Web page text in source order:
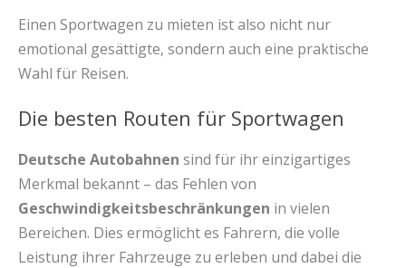
Einen Sportwagen zu mieten ist also nicht nur
emotional gesättigte, sondern auch eine praktische
Wahl für Reisen.
Die besten Routen für Sportwagen
Deutsche Autobahnen sind für ihr einzigartiges
Merkmal bekannt – das Fehlen von
Geschwindigkeitsbeschränkungen in vielen
Bereichen. Dies ermöglicht es Fahrern, die volle
Leistung ihrer Fahrzeuge zu erleben und dabei die